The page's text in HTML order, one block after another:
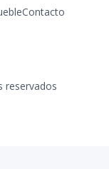
Contacto
reservados